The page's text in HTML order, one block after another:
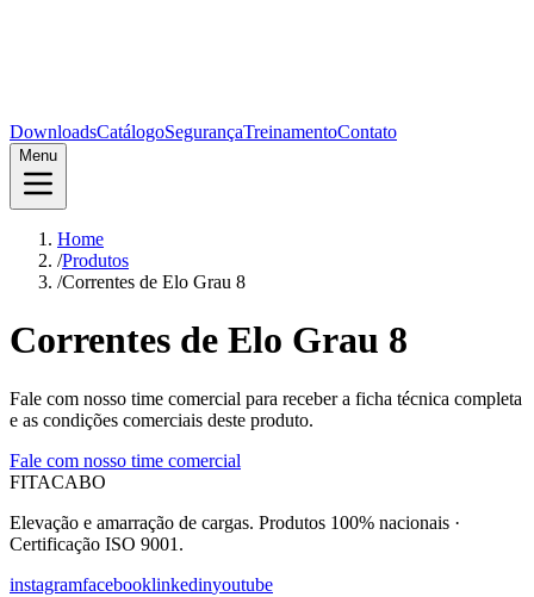
DownloadsCatálogoSegurançaTreinamentoContato
Menu
Home
/Produtos
/Correntes de Elo Grau 8
Correntes de Elo Grau 8
Fale com nosso time comercial para receber a ficha técnica completa
e as condições comerciais deste produto.
Fale com nosso time comercial
FITACABO
Elevação e amarração de cargas. Produtos 100% nacionais ·
Certificação ISO 9001 .
instagramfacebooklinkedinyoutube